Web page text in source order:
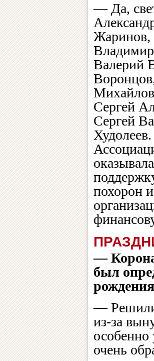
— Да,
Валерий
Сергей
Сергей
похорон
—
был
— Решили
из-за
особенно
очень